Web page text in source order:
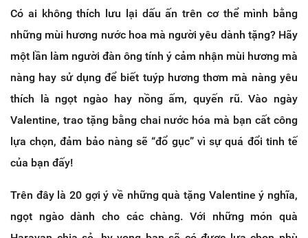
Có ai không thích lưu lại dấu ấn trên cơ thể mình bằng
những mùi hương nước hoa mà người yêu dành tặng? Hãy
một lần làm người đàn ông tính ý cảm nhận mùi hương mà
nàng hay sử dụng để biết tuýp hương thơm mà nàng yêu
thích là ngọt ngào hay nồng ấm, quyến rũ. Vào ngày
Valentine, trao tặng bằng chai nước hóa mà bạn cất công
lựa chọn, đảm bảo nàng sẽ “đổ gục” vì sự quá đổi tinh tế
của bạn đấy!
Trên đây là 20 gợi ý về những quà tặng Valentine ý nghĩa,
ngọt ngào dành cho các chàng. Với những món quà